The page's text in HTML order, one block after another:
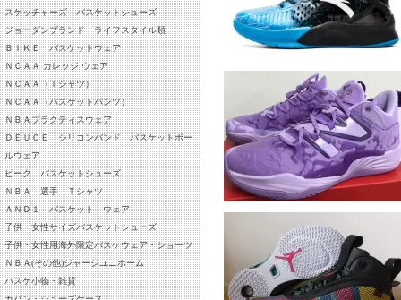
スケッチャーズ バスケットシューズ
ジョーダンブランド ライフスタイル類
ＢＩＫＥ バスケットウェア
ＮＣＡＡ カレッジ ウェア
ＮＣＡＡ（Ｔシャツ）
ＮＣＡＡ（バスケットパンツ）
ＮＢＡプラクティスウェア
ＤＥＵＣＥ シリコンバンド バスケットボー
ルウェア
ピーク バスケットシューズ
ＮＢＡ 選手 Ｔシャツ
ＡＮＤ１ バスケット ウェア
子供・女性サイズバスケットシューズ
子供・女性用海外限定バスケウェア・ショーツ
ＮＢＡ(その他)ジャージユニホーム
バスケ小物・雑貨